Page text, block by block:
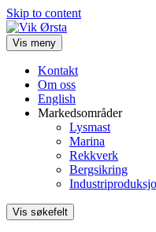
Skip to content
Vis meny
Kontakt
Om oss
English
Markedsområder
Lysmast
Marina
Rekkverk
Bergsikring
Vis søkefelt